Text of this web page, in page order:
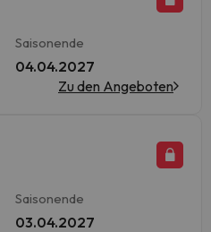
Saisonende
04.04.2027
Zu den Angeboten
Saisonende
03.04.2027